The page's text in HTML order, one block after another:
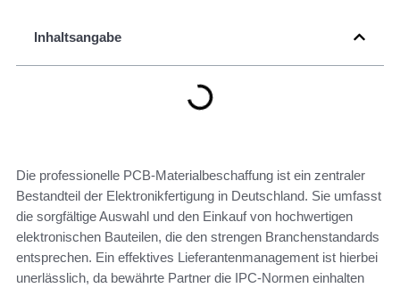
Inhaltsangabe
Die professionelle PCB-Materialbeschaffung ist ein zentraler
Bestandteil der Elektronikfertigung in Deutschland. Sie umfasst
die sorgfältige Auswahl und den Einkauf von hochwertigen
elektronischen Bauteilen, die den strengen Branchenstandards
entsprechen. Ein effektives Lieferantenmanagement ist hierbei
unerlässlich, da bewährte Partner die IPC-Normen einhalten